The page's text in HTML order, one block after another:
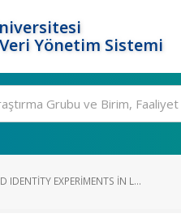
Yönetim Sistemi
IDENTITY EXPERIMENTS IN L...